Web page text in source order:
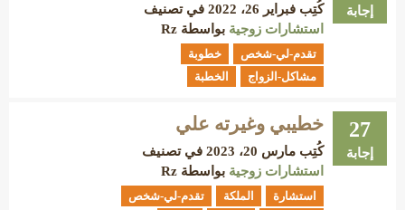
إجابة كُتِب فبراير 26، 2022
في تصنيف
استشارات زوجية بواسطة Rz
تقدم-لي-شخص
خطوبة
مشاكل-الزواج
الخطبة
27
إجابة
خطيبي وغيرته علي
كُتِب مارس 20، 2023
في تصنيف
استشارات زوجية بواسطة Rz
استشارة الملكة
تقدم-لي-شخص